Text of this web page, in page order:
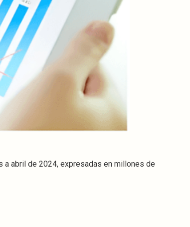
a abril de 2024, expresadas en millones de